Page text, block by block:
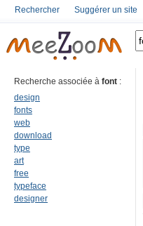
Rechercher Suggérer un site
Recherche associée à font :
design
fonts
web
download
type
art
free
typeface
designer